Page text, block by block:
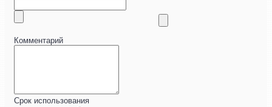
Комментарий
Срок использования